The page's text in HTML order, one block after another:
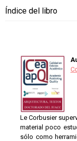
Índice del libro
Le Corbusier
material poco
sólo como